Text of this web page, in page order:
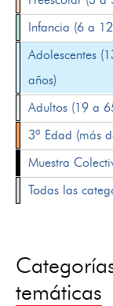
Infancia (6 a
Adolescentes
años)
Adultos (19 a
3ª Edad (más
Muestra
Todas las
temáticas